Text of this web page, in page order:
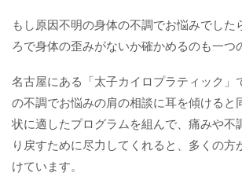
もし原因不明の身体の不調でお悩みでした
ろで身体の歪みがないか確かめるのも一つ
名古屋にある「太子カイロプラティック」
の不調でお悩みの肩の相談に耳を傾けると
状に適したプログラムを組んで、痛みや不
り戻すために尽力してくれると、多くの方
けています。